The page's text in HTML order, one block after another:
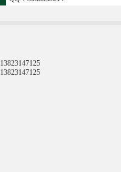
13823147125
13823147125